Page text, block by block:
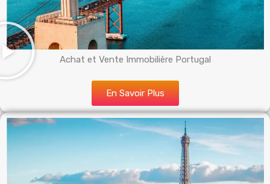
Achat et Vente Immobilière Portugal
En Savoir Plus